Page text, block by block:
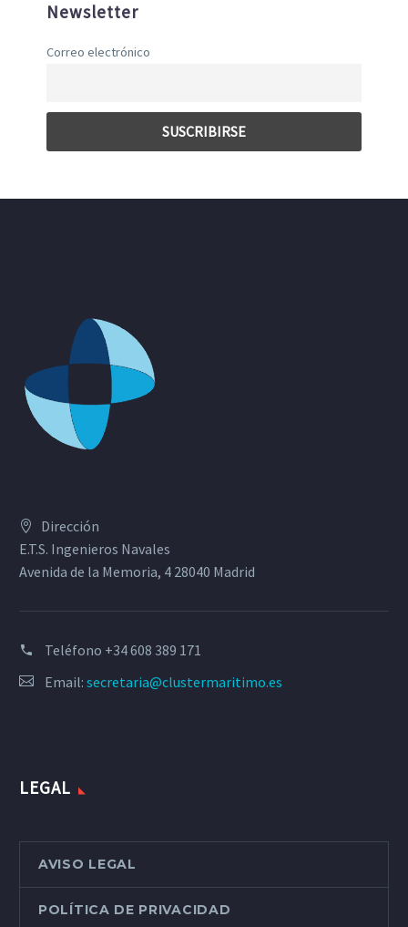
Newsletter
Correo electrónico
Dirección
E.T.S. Ingenieros Navales
Avenida de la Memoria, 4 28040 Madrid
Teléfono +34 608 389 171
Email: secretaria@clustermaritimo.es
LEGAL
AVISO LEGAL
POLÍTICA DE PRIVACIDAD